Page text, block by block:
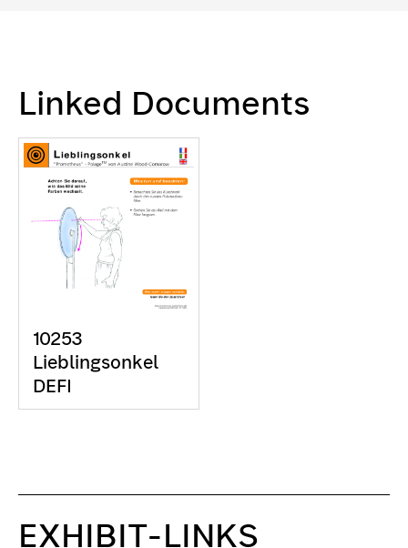
Linked Documents
10253
Lieblingsonkel
DEFI
EXHIBIT-LINKS